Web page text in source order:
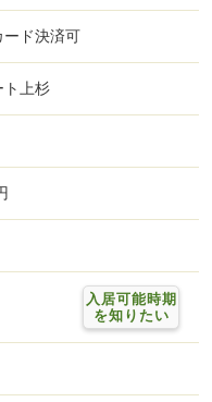
ード決済可
ト上杉
入居可能時期
を知りたい